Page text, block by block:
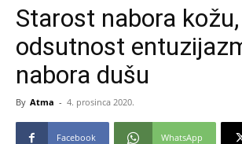
Starost nabora
odsutnost
nabora dušu
By Atma - 4. prosinca 2020.
Facebook WhatsApp